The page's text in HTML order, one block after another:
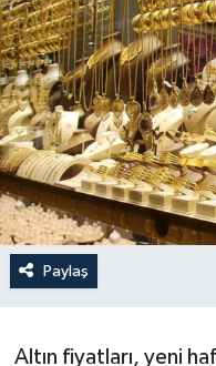
Paylaş
Altın fiyatları, yeni
Yaşam
Anali̇z
Bi̇li̇m & Teknoloji̇
Dünya
Eği̇ti̇m